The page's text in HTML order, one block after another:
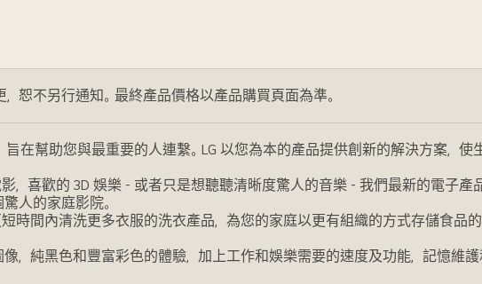
恕不另行通知。最終產品價格以產品購買頁面為準。
在幫助您與最重要的人連繫。LG 以您為本的產品提供創新的解決方案，使
，喜歡的 3D 娛樂 - 或者只是想聽聽清晰度驚人的音樂 - 我們最新的電子產
人的家庭影院。
時間內清洗更多衣服的洗衣產品，為您的家庭以更有組織的方式存儲食品
，純黑色和豐富彩色的體驗，加上工作和娛樂需要的速度及功能，記憶維